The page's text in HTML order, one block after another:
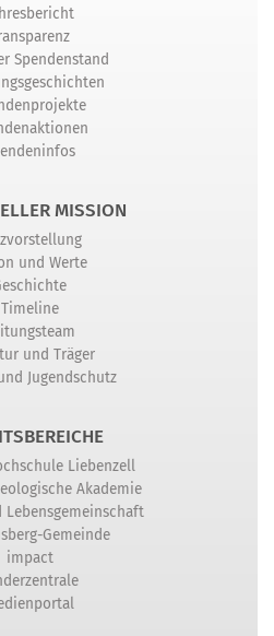
Spendenstand
MISSION
und Werte
Timeline
und Träger
Jugendschutz
Liebenzell
Akademie
Gemeinde
impact